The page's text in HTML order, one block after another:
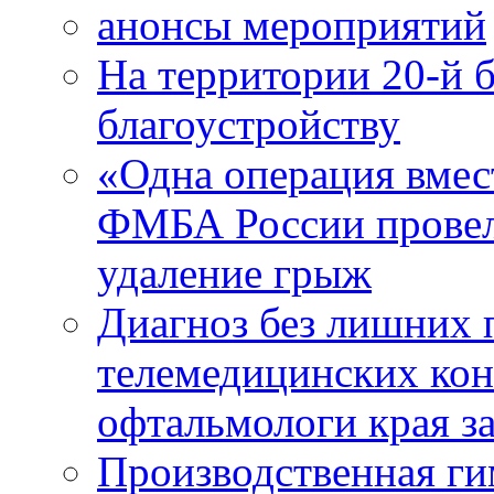
анонсы мероприятий
На территории 20-й
благоустройству
«Одна операция
ФМБА России
удаление грыж
Диагноз без лишних
телемедицинских
офтальмологи края
Производственная